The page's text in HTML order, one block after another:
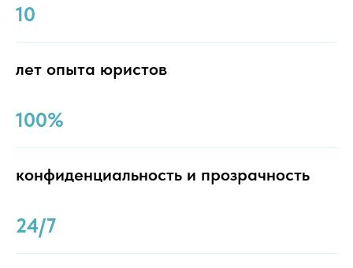
10
лет опыта юристов
100%
конфиденциальность и прозрачность
24/7